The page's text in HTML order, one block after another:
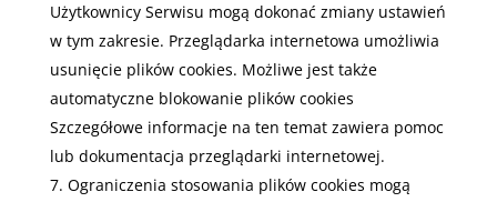
Użytkownicy Serwisu mogą dokonać zmiany ustawień
w tym zakresie. Przeglądarka internetowa umożliwia
usunięcie plików cookies. Możliwe jest także
automatyczne blokowanie plików cookies
Szczegółowe informacje na ten temat zawiera pomoc
lub dokumentacja przeglądarki internetowej.
Ograniczenia stosowania plików cookies mogą